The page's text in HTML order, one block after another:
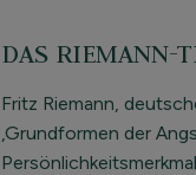
DAS RIEMANN-
Fritz Riemann,
‚Grundformen der